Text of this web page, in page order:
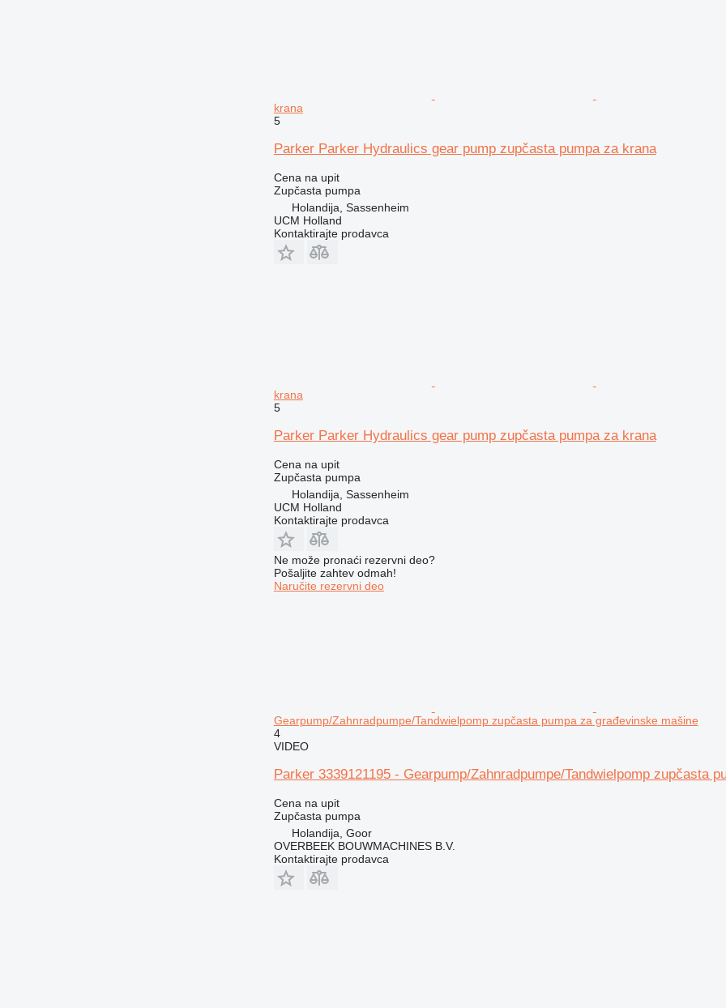
krana
5
Parker Parker Hydraulics gear pump zupčasta pumpa za krana
Cena na upit
Zupčasta pumpa
Holandija, Sassenheim
UCM Holland
Kontaktirajte prodavca
krana
5
Parker Parker Hydraulics gear pump zupčasta pumpa za krana
Cena na upit
Zupčasta pumpa
Holandija, Sassenheim
UCM Holland
Kontaktirajte prodavca
Ne može pronaći rezervni dеo?
Pošaljite zahtev odmah!
Naručite rezervni dеo
Gearpump/Zahnradpumpe/Tandwielpomp zupčasta pumpa za građevinske mašine
4
VIDEO
Parker 3339121195 - Gearpump/Zahnradpumpe/Tandwielpomp zupčasta
Cena na upit
Zupčasta pumpa
Holandija, Goor
OVERBEEK BOUWMACHINES B.V.
Kontaktirajte prodavca